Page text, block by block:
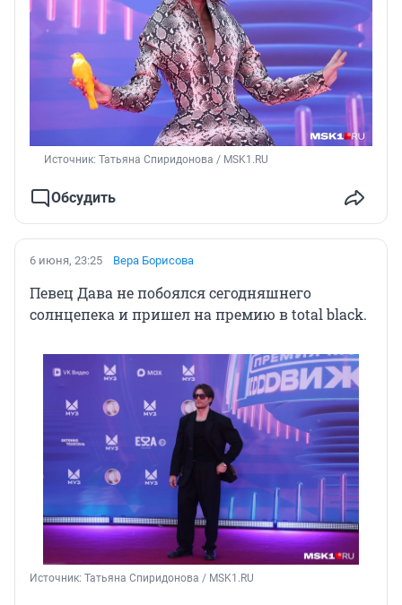
Источник: Татьяна Спиридонова / MSK1.RU
Обсудить
6 июня, 23:25 Вера Борисова
Певец Дава не побоялся сегодняшнего
солнцепека и пришел на премию в total black.
Источник: Татьяна Спиридонова / MSK1.RU